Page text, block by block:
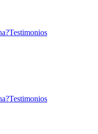
Testimonios
Testimonios